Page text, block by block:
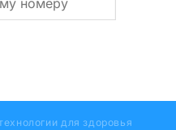
для здоровья